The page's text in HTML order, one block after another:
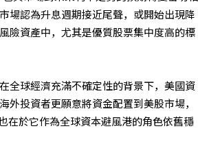
場認為升息週期接近尾聲，或開始出現降
險資產中，尤其是優質股票集中度高的標
全球經濟充滿不確定性的背景下，美國資
投資者更願意將資金配置到美股市場，
在於它作為全球資本避風港的角色依舊穩